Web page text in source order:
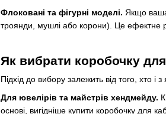
Флоковані та фігурні моделі. Якщо
троянди, мушлі або корони). Це ефектне
Як вибрати коробочку
Підхід до вибору залежить від того, хто і
Для ювелірів та майстрів хендмейду.
основі, вигідніше купити коробочку для